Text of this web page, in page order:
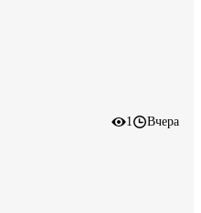
1 Вчера